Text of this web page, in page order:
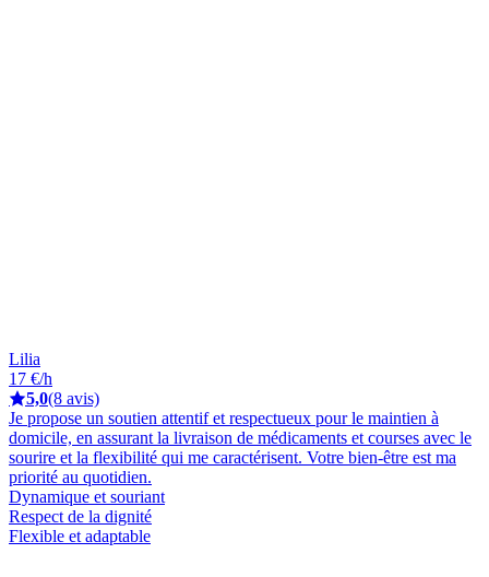
Lilia
17 €/h
5,0(8 avis)
Je propose un soutien attentif et respectueux pour le maintien à
domicile, en assurant la livraison de médicaments et courses avec le
sourire et la flexibilité qui me caractérisent. Votre bien-être est ma
priorité au quotidien.
Dynamique et souriant
Respect de la dignité
Flexible et adaptable